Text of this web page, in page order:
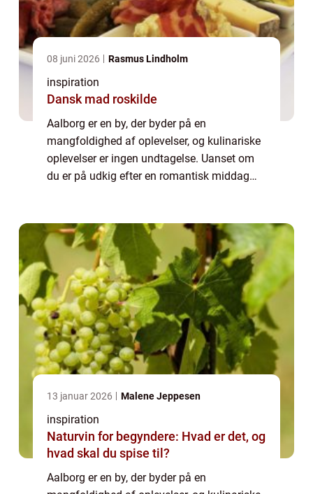
08 juni 2026 Rasmus Lindholm
inspiration
Dansk mad roskilde
Aalborg er en by, der byder på en
mangfoldighed af oplevelser, og kulinariske
oplevelser er ingen undtagelse. Uanset om
du er på udkig efter en romantisk middag
13 januar 2026 Malene Jeppesen
inspiration
Naturvin for begyndere: Hvad er det, og
hvad skal du spise til?
Aalborg er en by, der byder på en